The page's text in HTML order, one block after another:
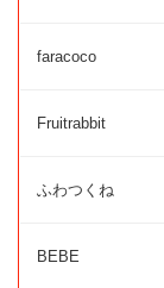
faracoco
Fruitrabbit
ふわつくね
BEBE